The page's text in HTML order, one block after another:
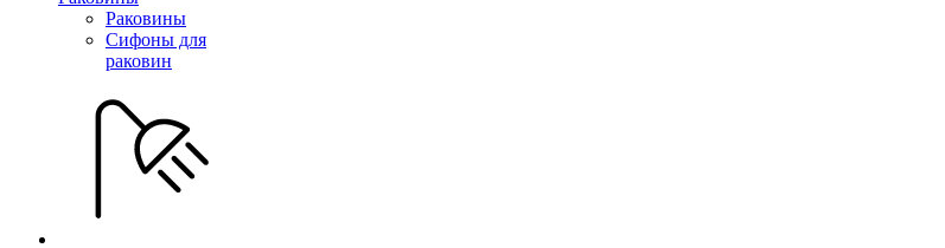
Раковины
Сифоны для
раковин